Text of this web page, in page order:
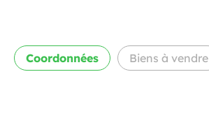
Coordonnées Biens à vendre